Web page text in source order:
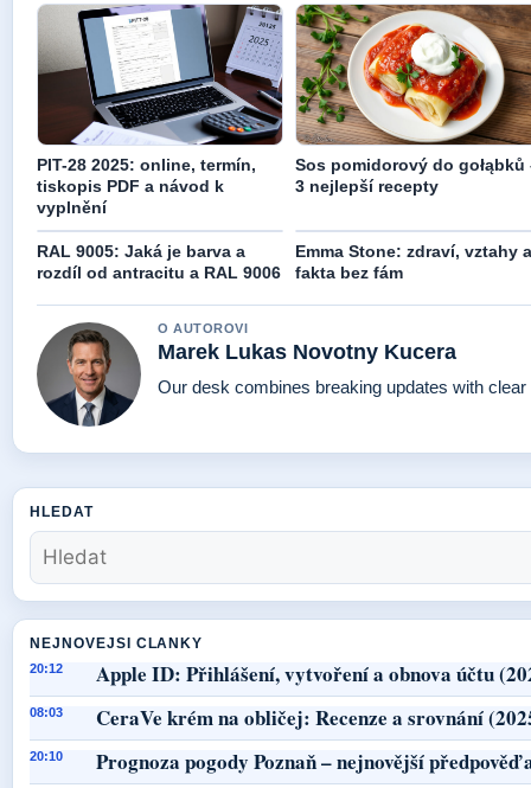
PIT-28 2025: online, termín,
tiskopis PDF a návod k
vyplnění
Sos pomidorový do gołąbků
3 nejlepší recepty
RAL 9005: Jaká je barva a
rozdíl od antracitu a RAL 9006
Emma Stone: zdraví, vztahy a
fakta bez fám
O AUTOROVI
Marek Lukas Novotny Kucera
Our desk combines breaking updates with
HLEDAT
NEJNOVEJSI CLANKY
20:12 Apple ID: Přihlášení, vytvoření a obnova účtu
08:03 CeraVe krém na obličej: Recenze a srovnání
20:10 Prognoza pogody Poznaň – nejnovější předpověď